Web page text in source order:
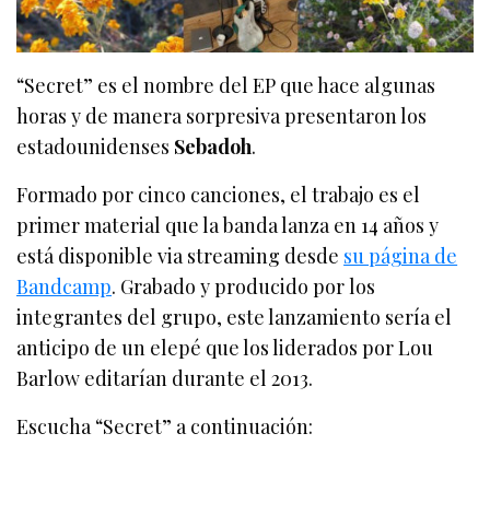
“Secret” es el nombre del EP que hace algunas
horas y de manera sorpresiva presentaron los
estadounidenses Sebadoh.
Formado por cinco canciones, el trabajo es el
primer material que la banda lanza en 14 años y
está disponible via streaming desde su página de
Bandcamp. Grabado y producido por los
integrantes del grupo, este lanzamiento sería el
anticipo de un elepé que los liderados por Lou
Barlow editarían durante el 2013.
Escucha “Secret” a continuación: